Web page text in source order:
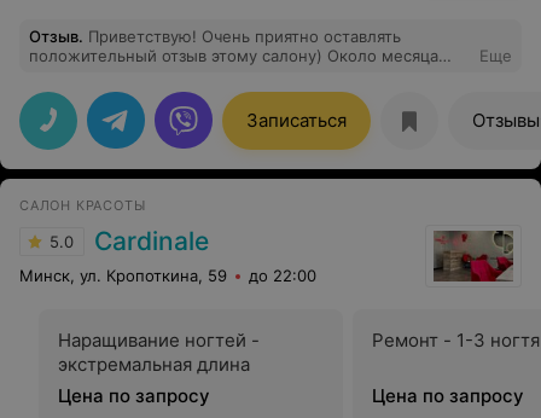
Отзыв. Приветствую! Очень приятно оставлять
положительный отзыв этому салону) Около месяца
понравился. Особенно хочется отметить мастера!
Приятная и вежливая девушка. Я переживала, так как
такую процедуру делала впервые, но администраторы
предоставили полную информацию на все-все
вопросы и успокоили меня) Теперь в планах сделать
Еще
Записаться Отзывы
САЛОН КРАСОТЫ
5.0 Cardinale
Минск, ул. Кропоткина, 59 до 22:00
Наращивание ногтей -
экстремальная длина
Цена по запросу
Ремонт - 1-3 ногтя
Цена по запросу